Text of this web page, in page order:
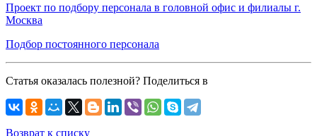
Проект по подбору персонала в головной офис и филиалы г.
Москва
Подбор постоянного персонала
Статья оказалась полезной? Поделиться в
Возврат к списку